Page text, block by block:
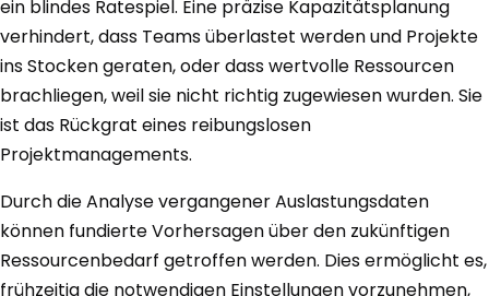
ein blindes Ratespiel. Eine präzise Kapazitätsplanung
verhindert, dass Teams überlastet werden und Projekte
ins Stocken geraten, oder dass wertvolle Ressourcen
brachliegen, weil sie nicht richtig zugewiesen wurden. Sie
ist das Rückgrat eines reibungslosen
Projektmanagements.
Durch die Analyse vergangener Auslastungsdaten
können fundierte Vorhersagen über den zukünftigen
Ressourcenbedarf getroffen werden. Dies ermöglicht es,
frühzeitig die notwendigen Einstellungen vorzunehmen,